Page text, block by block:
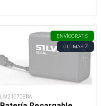
ENVÍOGRATIS
ÚLTIMAS2
LM210708BA